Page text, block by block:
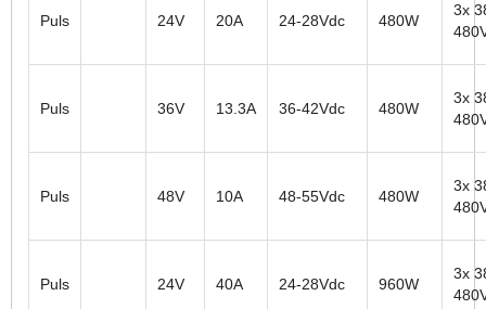
Puls 24V 20A 24-28Vdc 480W
3x
Puls 36V 13.3A 36-42Vdc 480W
3x
Puls 48V 10A 48-55Vdc 480W
3x
Puls 24V 40A 24-28Vdc 960W
3x